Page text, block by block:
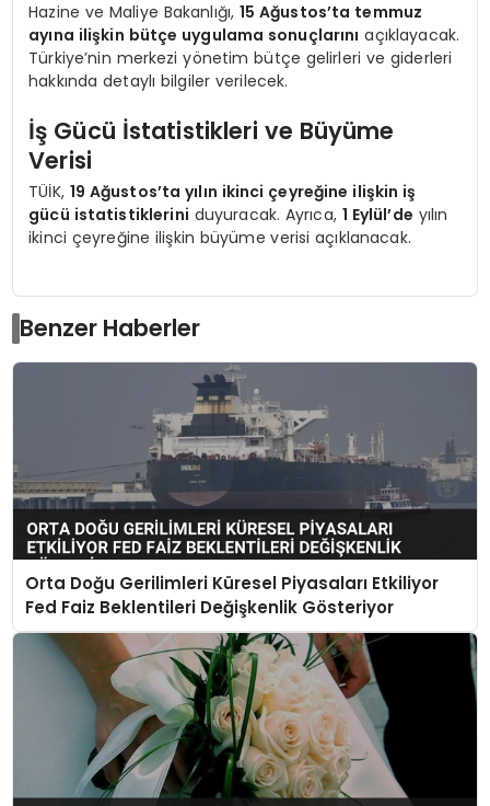
Hazine ve Maliye Bakanlığı, 15 Ağustos’ta temmuz
ayına ilişkin bütçe uygulama sonuçlarını açıklayacak.
Türkiye’nin merkezi yönetim bütçe gelirleri ve giderleri
hakkında detaylı bilgiler verilecek.
İş Gücü İstatistikleri ve Büyüme
Verisi
TÜİK, 19 Ağustos’ta yılın ikinci çeyreğine ilişkin iş
gücü istatistiklerini duyuracak. Ayrıca, 1 Eylül’de yılın
ikinci çeyreğine ilişkin büyüme verisi açıklanacak.
Benzer Haberler
Orta Doğu Gerilimleri Küresel Piyasaları Etkiliyor
Fed Faiz Beklentileri Değişkenlik Gösteriyor